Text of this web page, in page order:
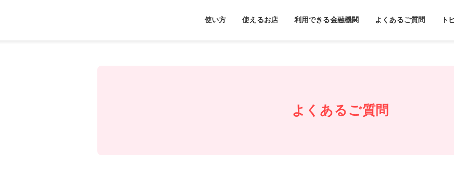
使い方 使えるお店 利用できる金融機関 よくあるご質問 ト
よくあるご質問